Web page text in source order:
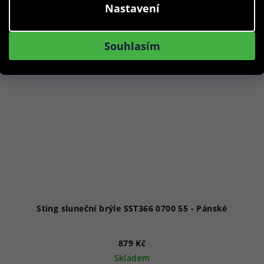
Nastavení
Souhlasím
Sting sluneční brýle SST366 0700 55 - Pánské
879 Kč
Skladem